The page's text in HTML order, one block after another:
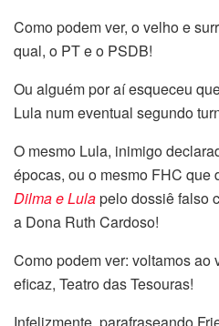
Como podem ver, o velho e
qual, o PT e o PSDB!
Ou alguém por aí esqueceu
Lula num eventual segundo
O mesmo Lula, inimigo
épocas, ou o mesmo FHC que
Dilma e Lulapelo dossiê falso
a Dona Ruth Cardoso!
Como podem ver: voltamos ao
eficaz, Teatro das Tesouras!